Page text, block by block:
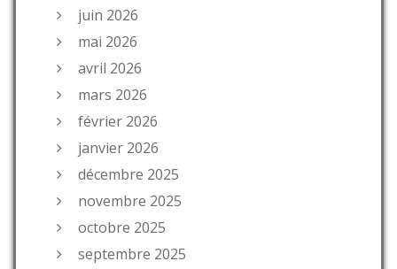
juin 2026
mai 2026
avril 2026
mars 2026
février 2026
janvier 2026
décembre 2025
novembre 2025
octobre 2025
septembre 2025